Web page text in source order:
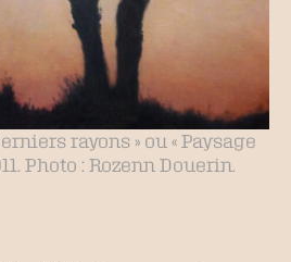
rayons » ou « Paysage
Photo : Rozenn Douerin.